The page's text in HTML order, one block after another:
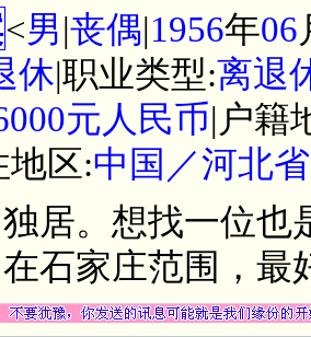
<男|丧偶|1956年06
休|职业类型:离退
元人民币|户籍
地区:中国／河北
居。想找一位也
石家庄范围，最